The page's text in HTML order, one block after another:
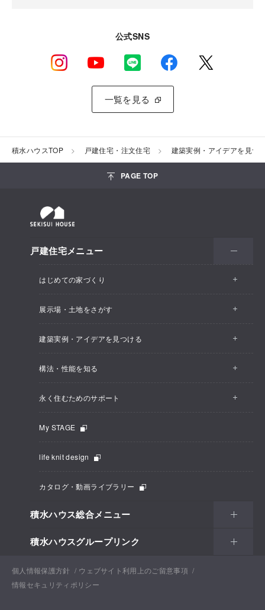
公式SNS
一覧を見る
積水ハウスTOP 戸建住宅・注文住宅 建築実例・アイデアを見つ
PAGE TOP
戸建住宅メニュー
はじめての家づくり
展示場・土地をさがす
建築実例・アイデアを見つける
構法・性能を知る
永く住むためのサポート
My STAGE
life knit design
カタログ・動画ライブラリー
積水ハウス総合メニュー
積水ハウスグループリンク
個人情報保護方針
ウェブサイト利用上のご留意事項
情報セキュリティポリシー